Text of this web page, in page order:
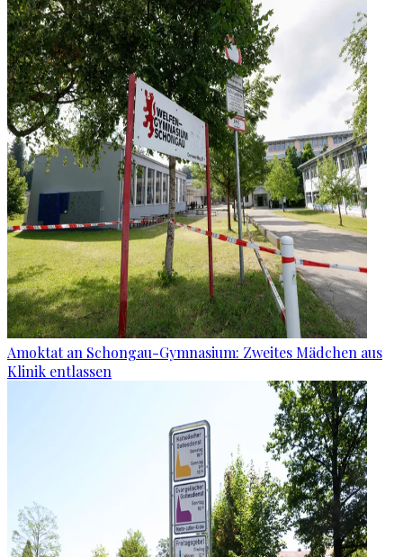
Amoktat an Schongau-Gymnasium: Zweites Mädchen aus
Klinik entlassen